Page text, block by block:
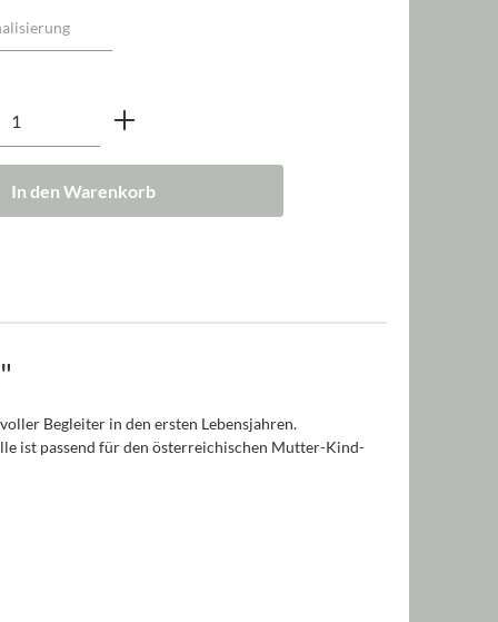
Gib den gewünschten Wert ein
In den Warenkorb
Begleiter in den ersten Lebensjahren.
ist passend für den österreichischen Mutter-Kind-